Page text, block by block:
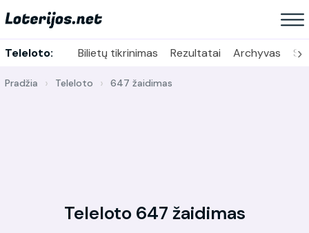
Teleloto: Bilietų tikrinimas Rezultatai Archyvas ›
Pradžia Teleloto 647 žaidimas
Teleloto 647 žaidimas